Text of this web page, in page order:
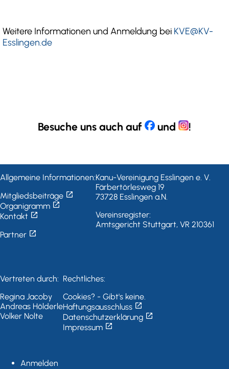
Weitere Informationen und Anmeldung bei KVE@KV-
Esslingen.de
Besuche uns auch auf und !
Allgemeine Informationen:
Mitgliedsbeiträge open_in_new
Organigramm open_in_new
Kontakt open_in_new
Partner open_in_new
Kanu-Vereinigung Esslingen e. V.
Färbertörlesweg 19
73728 Esslingen a.N.
Vereinsregister:
Amtsgericht Stuttgart, VR 210361
Vertreten durch:
Regina Jacoby
Andreas Hölderle
Volker Nolte
Rechtliches:
Cookies? - Gibt's keine.
Haftungsausschluss open_in_new
Datenschutzerklärung open_in_new
Impressum open_in_new
Anmelden